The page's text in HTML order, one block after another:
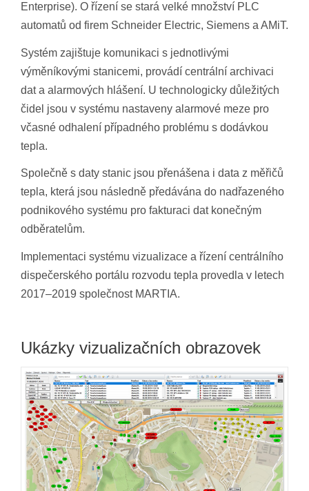
Enterprise). O řízení se stará velké množství PLC
automatů od firem Schneider Electric, Siemens a AMiT.
Systém zajištuje komunikaci s jednotlivými
výměníkovými stanicemi, provádí centrální archivaci
dat a alarmových hlášení. U technologicky důležitých
čidel jsou v systému nastaveny alarmové meze pro
včasné odhalení případného problému s dodávkou
tepla.
Společně s daty stanic jsou přenášena i data z měřičů
tepla, která jsou následně předávána do nadřazeného
podnikového systému pro fakturaci dat konečným
odběratelům.
Implementaci systému vizualizace a řízení centrálního
dispečerského portálu rozvodu tepla provedla v letech
2017–2019 společnost MARTIA.
Ukázky vizualizačních obrazovek